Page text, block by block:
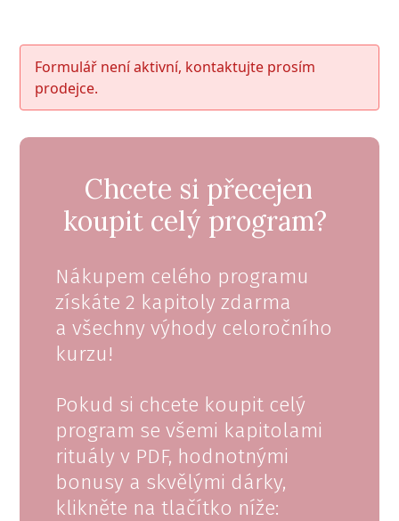
Formulář není aktivní, kontaktujte prosím
prodejce.
Chcete si přecejen
koupit celý program?
Nákupem celého programu
získáte 2 kapitoly zdarma
a všechny výhody celoročního
kurzu!
Pokud si chcete koupit celý
program se všemi kapitolami
rituály v PDF, hodnotnými
bonusy a skvělými dárky,
klikněte na tlačítko níže: